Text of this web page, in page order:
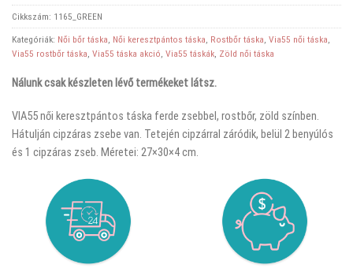
Cikkszám: 1165_GREEN
Kategóriák: Női bőr táska, Női keresztpántos táska, Rostbőr táska, Via55 női táska,
Via55 rostbőr táska, Via55 táska akció, Via55 táskák, Zöld női táska
Nálunk csak készleten lévő termékeket látsz.
VIA55 női keresztpántos táska ferde zsebbel, rostbőr, zöld színben.
Hátulján cipzáras zsebe van. Tetején cipzárral záródik, belül 2 benyúlós
és 1 cipzáras zseb. Méretei: 27×30×4 cm.